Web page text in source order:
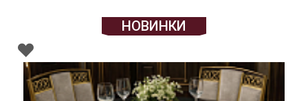
НОВИНКИ